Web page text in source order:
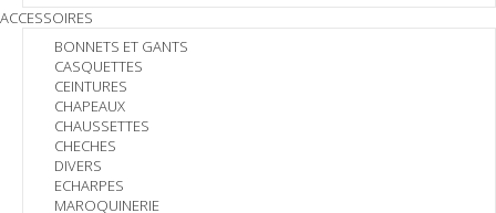
ACCESSOIRES
BONNETS ET GANTS
CASQUETTES
CEINTURES
CHAPEAUX
CHAUSSETTES
CHECHES
DIVERS
ECHARPES
MAROQUINERIE